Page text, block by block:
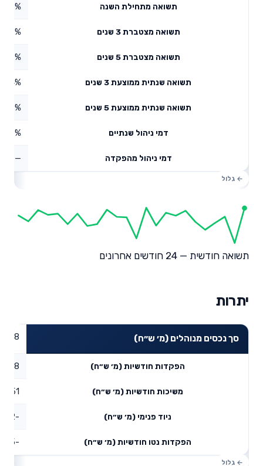
תשואה מתחילת השנה
תשואה מצטברת 3 שנים
תשואה מצטברת 5 שנים
תשואה שנתית ממוצעת 3 שנים
תשואה שנתית ממוצעת 5 שנים
דמי ניהול שנתיים
דמי ניהול מהפקדה —
תשואה חודשית — 24 חודשים אחרונים
יתרות
סך נכסים מנוהלים (מ׳ ש״ח)
הפקדות חודשיות (מ׳ ש״ח) 1.68
משיכות חודשיות (מ׳ ש״ח) 2.51
ניוד פנימי (מ׳ ש״ח) -6.32
הפקדות נטו חודשיות (מ׳ ש״ח) -7.15